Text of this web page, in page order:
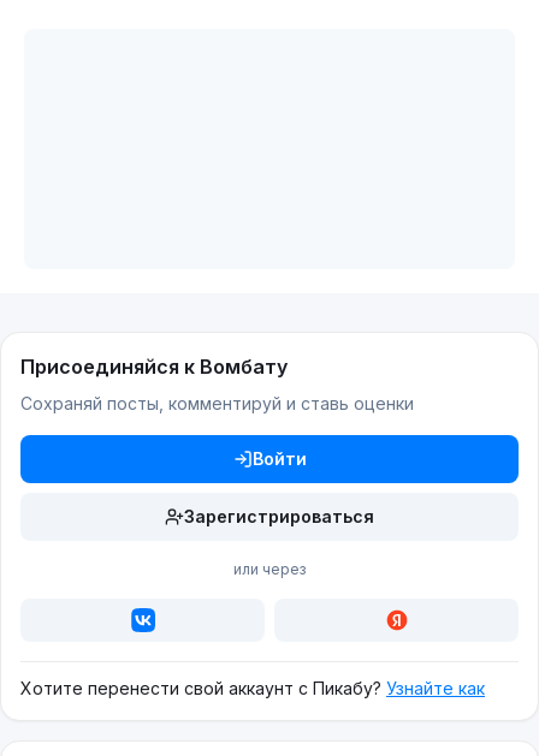
Присоединяйся к Вомбату
Сохраняй посты, комментируй и ставь оценки
Войти
Зарегистрироваться
или через
Хотите перенести свой аккаунт с Пикабу? Узнайте как